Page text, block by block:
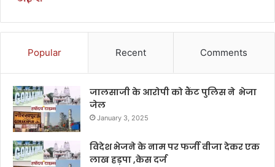
Popular Recent Comments
जालसाजी के आरोपी को कैंट पुलिस ने भेजा
जेल
January 3, 2025
विदेश भेजने के नाम पर फर्जी वीजा देकर एक
लाख हड़पा ,केस दर्ज